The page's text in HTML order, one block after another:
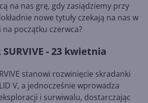
na nas grę, gdy zasiądziemy przy
nowe tytuły czekają na nas w
początku czerwca?
SURVIVE - 23 kwietnia
stanowi rozwinięcie skradanki
V, a jednocześnie wprowadza
i surwiwalu, dostarczając